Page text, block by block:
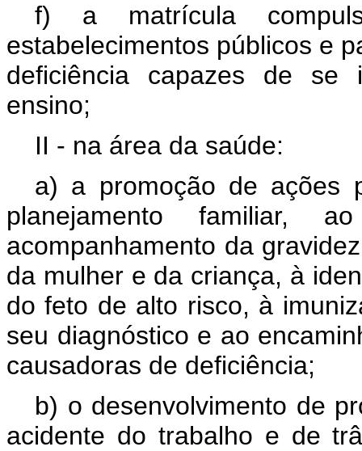
f) a matrícula
estabelecimentos públicos e
deficiência capazes de se
ensino;
II - na área da saúde:
a) a promoção de ações
planejamento familiar,
acompanhamento da
da mulher e da criança, à
do feto de alto risco, à
seu diagnóstico e ao
causadoras de deficiência;
b) o desenvolvimento de
acidente do trabalho e de